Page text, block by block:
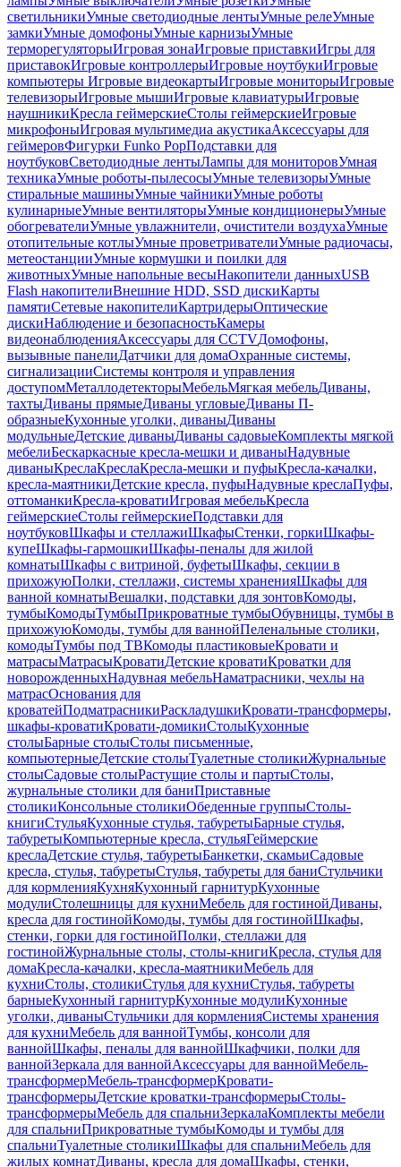
светильникиУмные светодиодные лентыУмные релеУмные
замкиУмные домофоныУмные карнизыУмные
терморегуляторыИгровая зонаИгровые приставкиИгры для
приставокИгровые контроллерыИгровые ноутбукиИгровые
компьютеры Игровые видеокартыИгровые мониторыИгровые
телевизорыИгровые мышиИгровые клавиатурыИгровые
наушникиКресла геймерскиеСтолы геймерскиеИгровые
микрофоныИгровая мультимедиа акустикаАксессуары для
геймеровФигурки Funko PopПодставки для
ноутбуковСветодиодные лентыЛампы для мониторовУмная
техникаУмные роботы-пылесосыУмные телевизорыУмные
стиральные машиныУмные чайникиУмные роботы
кулинарныеУмные вентиляторыУмные кондиционерыУмные
обогревателиУмные увлажнители, очистители воздухаУмные
отопительные котлыУмные проветривателиУмные радиочасы,
метеостанцииУмные кормушки и поилки для
животныхУмные напольные весыНакопители данныхUSB
Flash накопителиВнешние HDD, SSD дискиКарты
памятиСетевые накопителиКартридерыОптические
дискиНаблюдение и безопасностьКамеры
видеонаблюденияАксессуары для CCTVДомофоны,
вызывные панелиДатчики для домаОхранные системы,
сигнализацииСистемы контроля и управления
доступомМеталлодетекторыМебельМягкая мебельДиваны,
тахтыДиваны прямыеДиваны угловыеДиваны П-
образныеКухонные уголки, диваныДиваны
модульныеДетские диваныДиваны садовыеКомплекты мягкой
мебелиБескаркасные кресла-мешки и диваныНадувные
диваныКреслаКреслаКресла-мешки и пуфыКресла-качалки,
кресла-маятникиДетские кресла, пуфыНадувные креслаПуфы,
оттоманкиКресла-кроватиИгровая мебельКресла
геймерскиеСтолы геймерскиеПодставки для
ноутбуковШкафы и стеллажиШкафыСтенки, горкиШкафы-
купеШкафы-гармошкиШкафы-пеналы для жилой
комнатыШкафы с витриной, буфетыШкафы, секции в
прихожуюПолки, стеллажи, системы храненияШкафы для
ванной комнатыВешалки, подставки для зонтовКомоды,
тумбыКомодыТумбыПрикроватные тумбыОбувницы, тумбы в
прихожуюКомоды, тумбы для ваннойПеленальные столики,
комодыТумбы под ТВКомоды пластиковыеКровати и
матрасыМатрасыКроватиДетские кроватиКроватки для
новорожденныхНадувная мебельНаматрасники, чехлы на
матрасОснования для
кроватейПодматрасникиРаскладушкиКровати-трансформеры,
шкафы-кроватиКровати-домикиСтолыКухонные
столыБарные столыСтолы письменные,
компьютерныеДетские столыТуалетные столикиЖурнальные
столыСадовые столыРастущие столы и партыСтолы,
журнальные столики для баниПриставные
столикиКонсольные столикиОбеденные группыСтолы-
книгиСтульяКухонные стулья, табуретыБарные стулья,
табуретыКомпьютерные кресла, стульяГеймерские
креслаДетские стулья, табуретыБанкетки, скамьиСадовые
кресла, стулья, табуретыСтулья, табуреты для баниСтульчики
для кормленияКухняКухонный гарнитурКухонные
модулиСтолешницы для кухниМебель для гостинойДиваны,
кресла для гостинойКомоды, тумбы для гостинойШкафы,
стенки, горки для гостинойПолки, стеллажи для
гостинойЖурнальные столы, столы-книгиКресла, стулья для
домаКресла-качалки, кресла-маятникиМебель для
кухниСтолы, столикиСтулья для кухниСтулья, табуреты
барныеКухонный гарнитурКухонные модулиКухонные
уголки, диваныСтульчики для кормленияСистемы хранения
для кухниМебель для ваннойТумбы, консоли для
ваннойШкафы, пеналы для ваннойШкафчики, полки для
ваннойЗеркала для ваннойАксессуары для ваннойМебель-
трансформерМебель-трансформерКровати-
трансформерыДетские кроватки-трансформерыСтолы-
трансформерыМебель для спальниЗеркалаКомплекты мебели
для спальниПрикроватные тумбыКомоды и тумбы для
спальниТуалетные столикиШкафы для спальниМебель для
жилых комнатДиваны, кресла для домаШкафы, стенки,